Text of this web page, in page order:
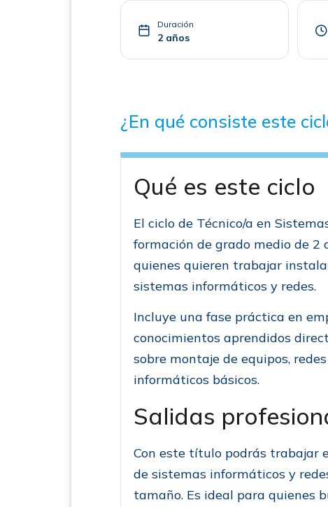
Duración
2 años
¿En qué consiste este
Qué es este ciclo
El ciclo de Técnico/a en
formación de grado medio de 2
quienes quieren trabajar
sistemas informáticos y redes.
Incluye una fase práctica en
conocimientos aprendidos
sobre montaje de equipos,
informáticos básicos.
Salidas
Con este título podrás trabajar
de sistemas informáticos y
tamaño. Es ideal para quienes